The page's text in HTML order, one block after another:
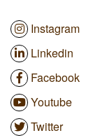
Instagram
Linkedin
Facebook
Youtube
Twitter